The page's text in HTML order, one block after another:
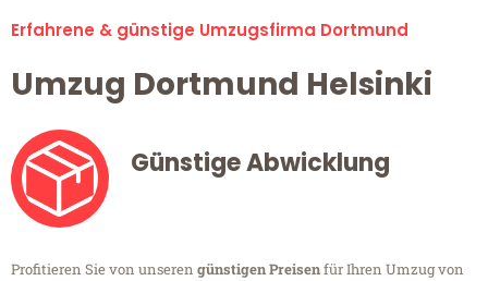
Erfahrene & günstige Umzugsfirma Dortmund
Umzug Dortmund Helsinki
Günstige Abwicklung
Profitieren Sie von unseren günstigen Preisenfür Ihren Umzug von